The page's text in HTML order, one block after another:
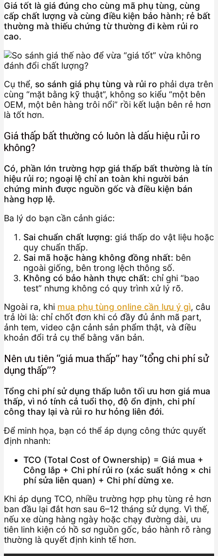
Giá tốt là giá đúng cho cùng mã phụ tùng, cùng
cấp chất lượng và cùng điều kiện bảo hành; rẻ bất
thường mà thiếu chứng từ thường đi kèm rủi ro
cao.
Cụ thể, so sánh giá phụ tùng và rủi ro phải dựa trên
cùng “mặt bằng kỹ thuật”, không so kiểu “một bên
OEM, một bên hàng trôi nổi” rồi kết luận bên rẻ hơn
là tốt hơn.
Giá thấp bất thường có luôn là dấu hiệu rủi ro
không?
Có, phần lớn trường hợp giá thấp bất thường là tín
hiệu rủi ro; ngoại lệ chỉ an toàn khi người bán
chứng minh được nguồn gốc và điều kiện bán
hàng hợp lệ.
Ba lý do bạn cần cảnh giác:
Sai chuẩn chất lượng: giá thấp do vật liệu hoặc
quy chuẩn thấp.
Sai mã hoặc hàng không đồng nhất: bên
ngoài giống, bên trong lệch thông số.
Không có bảo hành thực chất: chỉ ghi “bao
test” nhưng không có quy trình xử lý rõ.
Ngoài ra, khi mua phụ tùng online cần lưu ý gì, câu
trả lời là: chỉ chốt đơn khi có đầy đủ ảnh mã part,
ảnh tem, video cận cảnh sản phẩm thật, và điều
khoản đổi trả cụ thể bằng văn bản.
Nên ưu tiên “giá mua thấp” hay “tổng chi phí sử
dụng thấp”?
Tổng chi phí sử dụng thấp luôn tối ưu hơn giá mua
thấp, vì nó tính cả tuổi thọ, độ ổn định, chi phí
công thay lại và rủi ro hư hỏng liên đới.
Để minh họa, bạn có thể áp dụng công thức quyết
định nhanh:
TCO (Total Cost of Ownership) = Giá mua +
Công lắp + Chi phí rủi ro (xác suất hỏng × chi
phí sửa liên quan) + Chi phí dừng xe.
Khi áp dụng TCO, nhiều trường hợp phụ tùng rẻ hơn
ban đầu lại đắt hơn sau 6–12 tháng sử dụng. Vì thế,
nếu xe dùng hàng ngày hoặc chạy đường dài, ưu
tiên linh kiện có hồ sơ nguồn gốc, bảo hành rõ ràng
thường là quyết định kinh tế hơn.